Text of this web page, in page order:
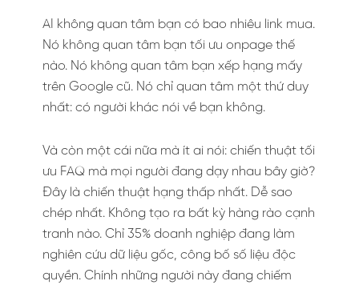
AI không quan tâm bạn có bao nhiêu link mua.
Nó không quan tâm bạn tối ưu onpage thế
nào. Nó không quan tâm bạn xếp hạng mấy
trên Google cũ. Nó chỉ quan tâm một thứ duy
nhất: có người khác nói về bạn không.
Và còn một cái nữa mà ít ai nói: chiến thuật tối
ưu FAQ mà mọi người đang dạy nhau bây giờ?
Đây là chiến thuật hạng thấp nhất. Dễ sao
chép nhất. Không tạo ra bất kỳ hàng rào cạnh
tranh nào. Chỉ 35% doanh nghiệp đang làm
nghiên cứu dữ liệu gốc, công bố số liệu độc
quyền. Chính những người này đang chiếm